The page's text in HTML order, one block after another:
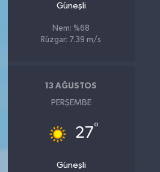
Güneşli
Nem: %68
Rüzgar: 7.39 m/s
13 AĞUSTOS
PERŞEMBE
27°
Güneşli